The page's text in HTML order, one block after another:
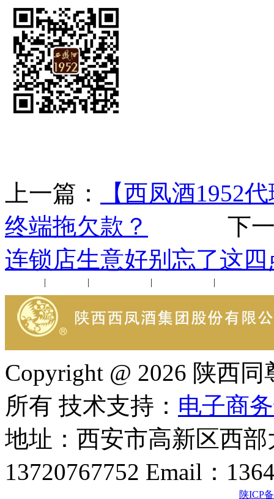
上一篇：
【西凤酒1952
终端拖欠款？
下一
连锁店生意好别忘了这四
| | | |
Copyright @ 2026 陕西
所有 技术支持： 电子商
地址：西安市高新区西
13720767752 Email：
陕ICP